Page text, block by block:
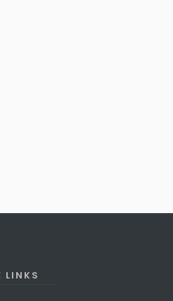
LINKS